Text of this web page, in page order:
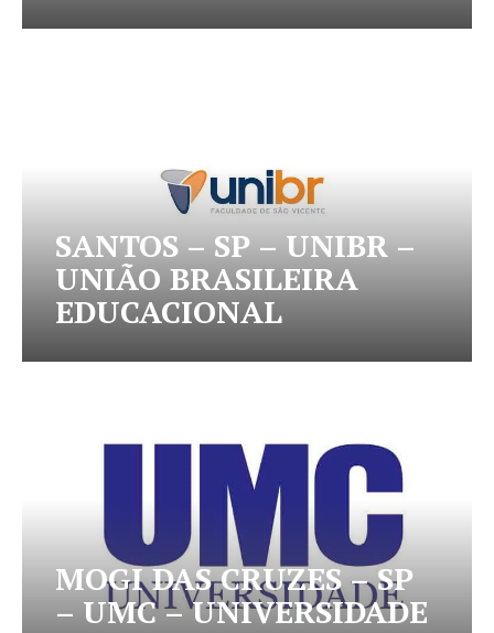
SANTOS – SP – UNIBR –
UNIÃO BRASILEIRA
EDUCACIONAL
MOGI DAS CRUZES – SP
– UMC – UNIVERSIDADE